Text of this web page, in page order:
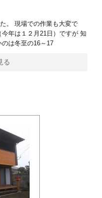
。 現場での作業も大変で
年は１２月21日）ですが 知
は冬至の16～17
る